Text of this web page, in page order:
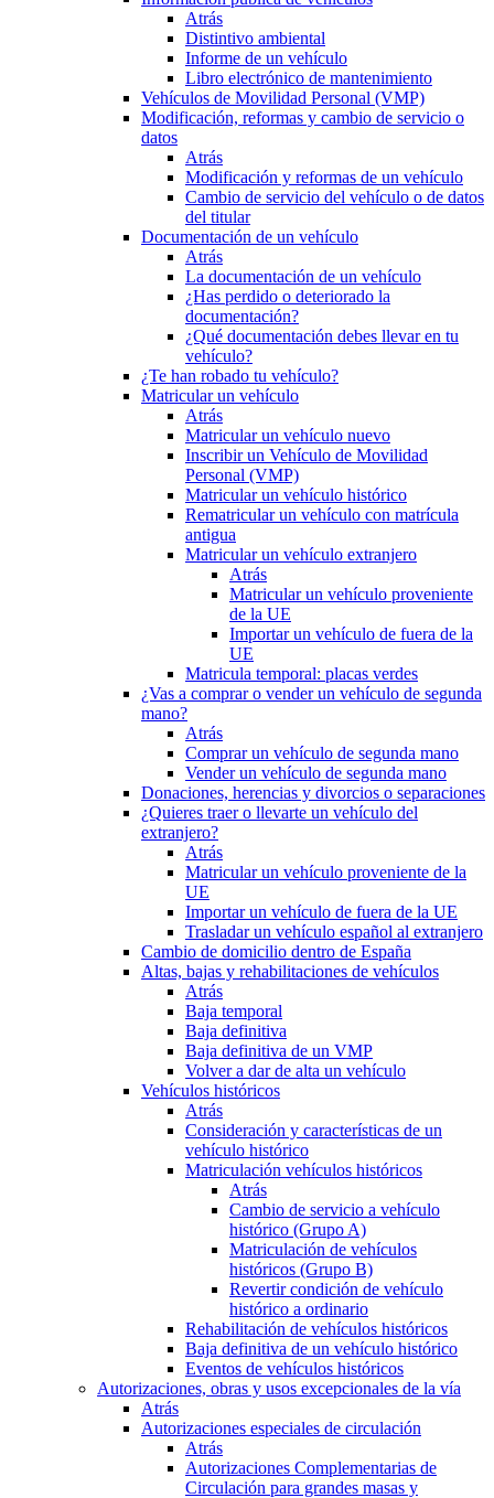
Atrás
Distintivo ambiental
Informe de un vehículo
Libro electrónico de mantenimiento
Vehículos de Movilidad Personal (VMP)
Modificación, reformas y cambio de servicio o
datos
Atrás
Modificación y reformas de un vehículo
Cambio de servicio del vehículo o de datos
del titular
Documentación de un vehículo
Atrás
La documentación de un vehículo
¿Has perdido o deteriorado la
documentación?
¿Qué documentación debes llevar en tu
vehículo?
¿Te han robado tu vehículo?
Matricular un vehículo
Atrás
Matricular un vehículo nuevo
Inscribir un Vehículo de Movilidad
Personal (VMP)
Matricular un vehículo histórico
Rematricular un vehículo con matrícula
antigua
Matricular un vehículo extranjero
Atrás
Matricular un vehículo proveniente
de la UE
Importar un vehículo de fuera de la
UE
Matricula temporal: placas verdes
¿Vas a comprar o vender un vehículo de segunda
mano?
Atrás
Comprar un vehículo de segunda mano
Vender un vehículo de segunda mano
Donaciones, herencias y divorcios o separaciones
¿Quieres traer o llevarte un vehículo del
extranjero?
Atrás
Matricular un vehículo proveniente de la
UE
Importar un vehículo de fuera de la UE
Trasladar un vehículo español al extranjero
Cambio de domicilio dentro de España
Altas, bajas y rehabilitaciones de vehículos
Atrás
Baja temporal
Baja definitiva
Baja definitiva de un VMP
Volver a dar de alta un vehículo
Vehículos históricos
Atrás
Consideración y características de un
vehículo histórico
Matriculación vehículos históricos
Atrás
Cambio de servicio a vehículo
histórico (Grupo A)
Matriculación de vehículos
históricos (Grupo B)
Revertir condición de vehículo
histórico a ordinario
Rehabilitación de vehículos históricos
Baja definitiva de un vehículo histórico
Eventos de vehículos históricos
Autorizaciones, obras y usos excepcionales de la vía
Atrás
Autorizaciones especiales de circulación
Atrás
Autorizaciones Complementarias de
Circulación para grandes masas y